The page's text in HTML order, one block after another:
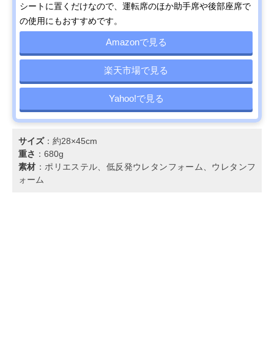
シートに置くだけなので、運転席のほか助手席や後部座席で
の使用にもおすすめです。
Amazonで見る
楽天市場で見る
Yahoo!で見る
サイズ：約28×45cm
重さ ：680g
素材 ：ポリエステル、低反発ウレタンフォーム、ウレタンフ
ォーム